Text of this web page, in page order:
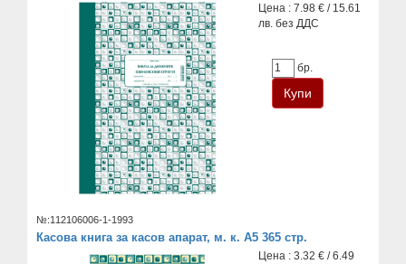
Цена : 7.98 € / 15.61
лв. без ДДС
бр.
№:112106006-1-1993
Касова книга за касов апарат, м. к. А5 365 стр.
Цена : 3.32 € / 6.49